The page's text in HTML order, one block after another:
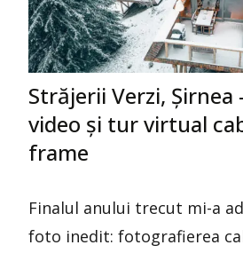
Străjerii Verzi,
video și tur virtual
frame
Finalul anului trecut mi-a
foto inedit: fotografierea